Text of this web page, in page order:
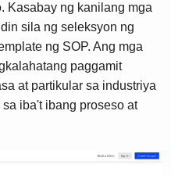
Kasabay ng kanilang mga
sila ng seleksyon ng
ng SOP. Ang mga
paggamit
at partikular sa industriya
iba't ibang proseso at